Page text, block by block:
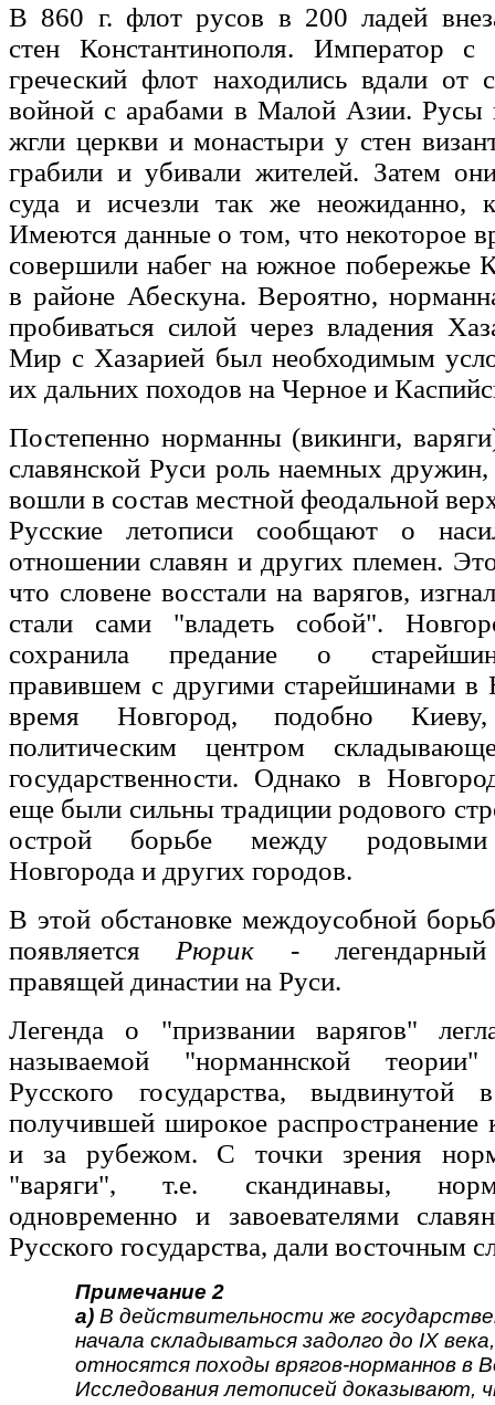
В 860 г. флот русов в 200 ладей
стен Константинополя. Император
греческий флот находились вдали от
войной с арабами в Малой Азии. Русы
жгли церкви и монастыри у стен
грабили и убивали жителей. Затем
суда и исчезли так же неожиданно,
Имеются данные о том, что некоторое
совершили набег на южное побережье
в районе Абескуна. Вероятно,
пробиваться силой через владения
Мир с Хазарией был необходимым
их дальних походов на Черное и
Постепенно норманны (викинги,
славянской Руси роль наемных
вошли в состав местной феодальной
Русские летописи сообщают о
отношении славян и других племен.
что словене восстали на варягов,
стали сами "владеть собой".
сохранила предание о
правившем с другими старейшинами в
время Новгород, подобно
политическим центром
государственности. Однако в
еще были сильны традиции родового
острой борьбе между родовыми
Новгорода и других городов.
В этой обстановке междоусобной
появляется Рюрик - легендарный
правящей династии на Руси.
Легенда о "призвании варягов"
называемой "норманнской теории"
Русского государства,
получившей широкое распространение
и за рубежом. С точки зрения
"варяги", т.е. скандинавы,
одновременно и завоевателями
Русского государства, дали восточным
Примечание 2
а) В действительности же
начала складываться задолго до IX
относятся походы врягов-норманнов в
Исследования летописей доказывают,